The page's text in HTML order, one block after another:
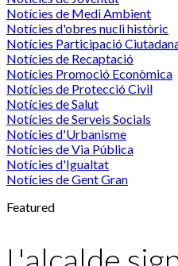
Notícies de Medi Ambient
Notícies d'obres nucli històric
Notícies Participació
Notícies de Recaptació
Notícies Promoció Econòmica
Notícies de Protecció Civil
Notícies de Salut
Notícies de Serveis Socials
Notícies d'Urbanisme
Notícies de Via Pública
Notícies d'Igualtat
Notícies de Gent Gran
Featured